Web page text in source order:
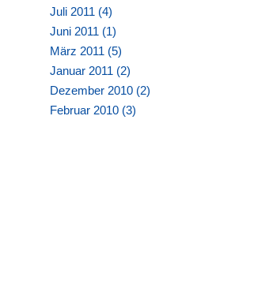
Juli 2011 (4)
Juni 2011 (1)
März 2011 (5)
Januar 2011 (2)
Dezember 2010 (2)
Februar 2010 (3)